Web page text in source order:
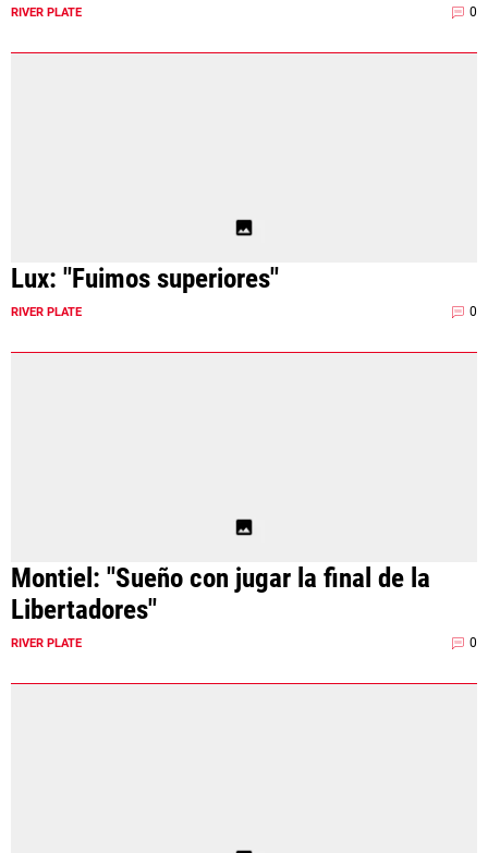
RIVER PLATE 0
Lux: "Fuimos superiores"
RIVER PLATE 0
Montiel: "Sueño con jugar la final de la
Libertadores"
RIVER PLATE 0